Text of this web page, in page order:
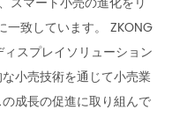
一致しています。 ZKONG
スプレイソリューション
小売技術を通じて小売業
成長の促進に取り組んで